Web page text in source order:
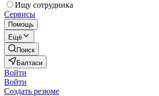
Ищу сотрудника
Сервисы
Помощь
Ещё
Поиск
Балтаси
Войти
Войти
Создать резюме